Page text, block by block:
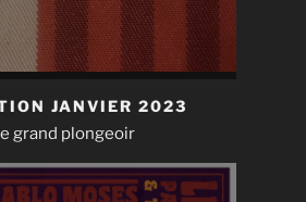
JANVIER 2023
grand plongeoir